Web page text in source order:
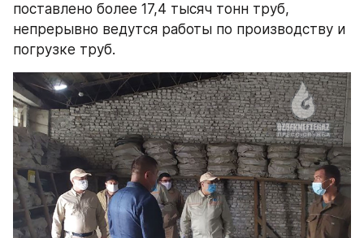
поставлено более 17,4 тысяч тонн труб,
непрерывно ведутся работы по производству и
погрузке труб.